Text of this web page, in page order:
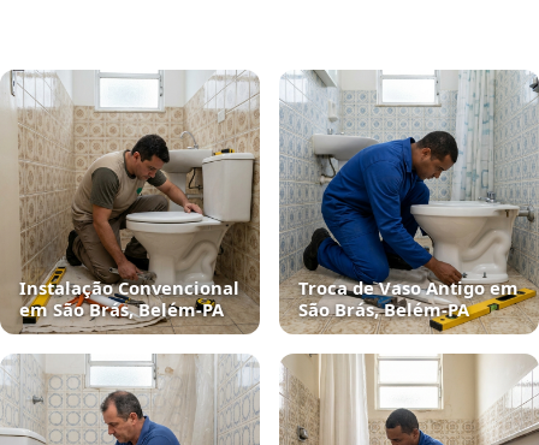
Instalação Convencional
em São Brás, Belém‑PA
Troca de Vaso Antigo em
São Brás, Belém‑PA